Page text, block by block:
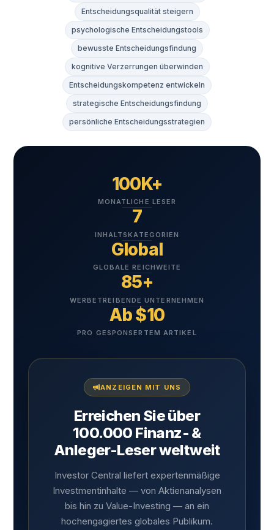
Entscheidungsqualität steigern
psychologische Entscheidungstools
bewusste Entscheidungsfindung
kognitive Verzerrungen überwinden
Entscheidungskompetenz entwickeln
strategische Entscheidungsfindung
persönliche Entscheidungsstrategien
100K+
MONATLICHE LESER
7
INHALTSKATEGORIEN
Global
GLOBALE REICHWEITE
85+
WERBETREIBENDE UNTERNEHMEN
Ab $10
PRO GESPONSERTEM ARTIKEL
ANZEIGEN MIT UNS
Erreichen Sie über
100.000 Finanz- &
Anleger-Leser weltweit
Investor Central liefert expertenmäßige
Investmentinhalte — von Aktienanalysen
bis hin zu Value-Investing — an ein
hochengagiertes globales Publikum.